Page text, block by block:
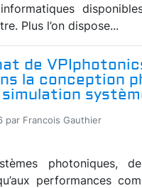
Plus l’on dispose...
de
la conception
par Francois Gauthier
photoniques,
performances